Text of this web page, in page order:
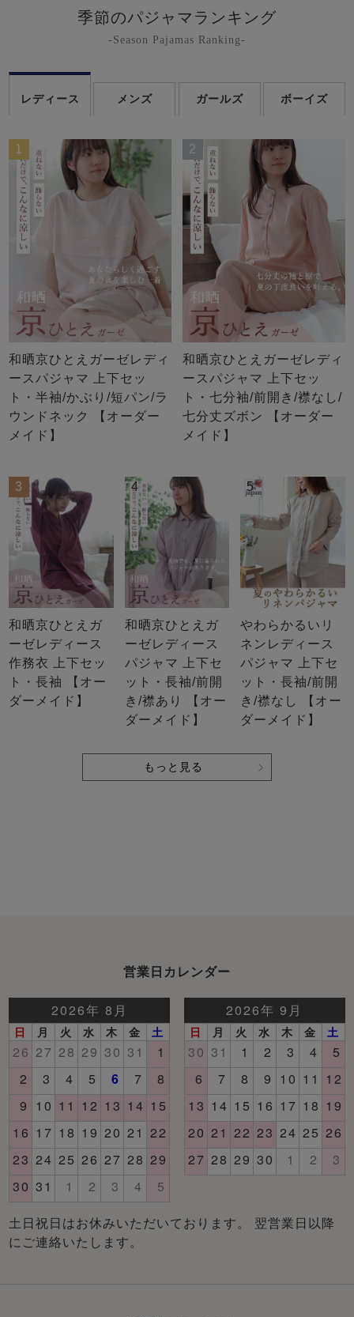
季節のパジャマランキング
-Season Pajamas Ranking-
レディース メンズ ガールズ ボーイズ
1
和晒京ひとえガーゼレディ
ースパジャマ 上下セッ
ト・半袖/かぶり/短パン/ラ
ウンドネック 【オーダー
メイド】
2
和晒京ひとえガーゼレディ
ースパジャマ 上下セッ
ト・七分袖/前開き/襟なし/
七分丈ズボン 【オーダー
メイド】
3
和晒京ひとえガ
ーゼレディース
作務衣 上下セッ
ト・長袖 【オー
ダーメイド】
4
和晒京ひとえガ
ーゼレディース
パジャマ 上下セ
ット・長袖/前開
き/襟あり 【オー
ダーメイド】
5
やわらかるいリ
ネンレディース
パジャマ 上下セ
ット・長袖/前開
き/襟なし 【オー
ダーメイド】
もっと見る
営業日カレンダー
土日祝日はお休みいただいております。 翌営業日以降
にご連絡いたします。